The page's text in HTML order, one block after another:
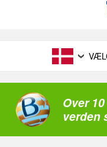
Over
verden